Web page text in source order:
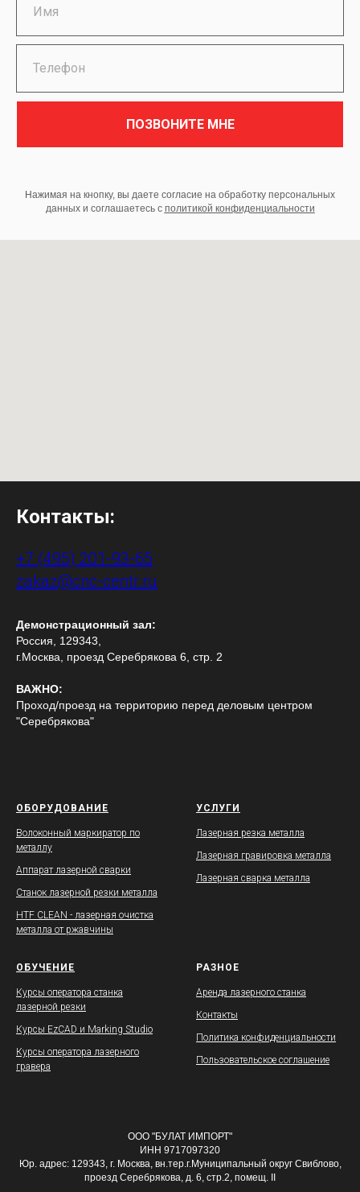
ПОЗВОНИТЕ МНЕ
Нажимая на кнопку, вы даете согласие на обработку персональных
данных и соглашаетесь c политикой конфиденциальности
Контакты:
+7 (495) 201-93-65
zakaz@cnc-centr.ru
Демонстрационный зал:
Россия, 129343,
г.Москва, проезд Серебрякова 6, стр. 2
ВАЖНО:
Проход/проезд на территорию перед деловым центром
"Серебрякова"
ОБОРУДОВАНИЕ
Волоконный маркиратор по
металлу
Аппарат лазерной сварки
Станок лазерной резки металла
HTF CLEAN - лазерная очистка
металла от ржавчины
УСЛУГИ
Лазерная резка металла
Лазерная гравировка металла
Лазерная сварка металла
ОБУЧЕНИЕ
Курсы оператора станка
лазерной резки
Курсы EzCAD и Marking Studio
Курсы оператора лазерного
гравера
РАЗНОЕ
Аренда лазерного станка
Контакты
Политика конфиденциальности
Пользовательское соглашение
ООО "БУЛАТ ИМПОРТ"
ИНН 9717097320
Юр. адрес: 129343, г. Москва, вн.тер.г.Муниципальный округ Свиблово,
проезд Серебрякова, д. 6, стр.2, помещ. II